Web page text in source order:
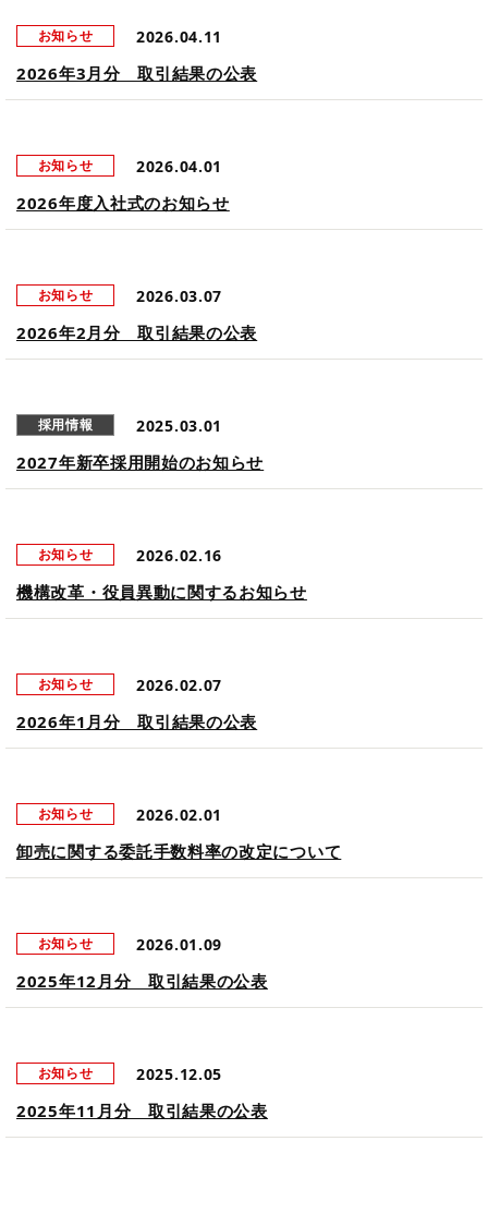
お知らせ 2026.04.11
2026年3月分 取引結果の公表
お知らせ 2026.04.01
2026年度入社式のお知らせ
お知らせ 2026.03.07
2026年2月分 取引結果の公表
採用情報 2025.03.01
2027年新卒採用開始のお知らせ
お知らせ 2026.02.16
機構改革・役員異動に関するお知らせ
お知らせ 2026.02.07
2026年1月分 取引結果の公表
お知らせ 2026.02.01
卸売に関する委託手数料率の改定について
お知らせ 2026.01.09
2025年12月分 取引結果の公表
お知らせ 2025.12.05
2025年11月分 取引結果の公表